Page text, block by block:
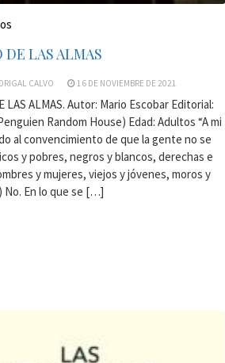
DE LAS ALMAS
CALVO 16 DE NOVIEMBRE DE 2021
LAS ALMAS. Autor: Mario Escobar Editorial:
Random House) Edad: Adultos “A mi
al convencimiento de que la gente no se
y pobres, negros y blancos, derechas e
y mujeres, viejos y jóvenes, moros y
En lo que se […]